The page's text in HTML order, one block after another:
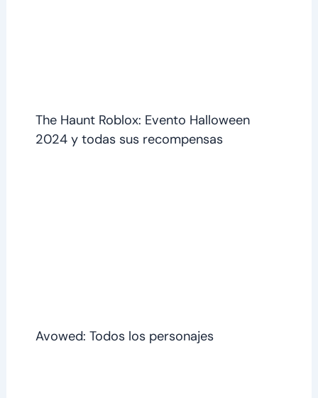
The Haunt Roblox: Evento Halloween
2024 y todas sus recompensas
Avowed: Todos los personajes